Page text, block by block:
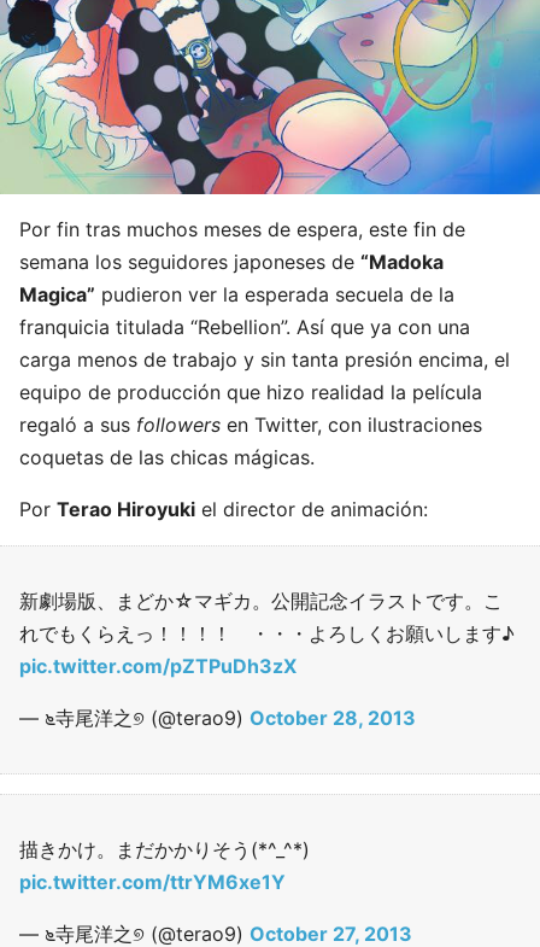
Por fin tras muchos meses de espera, este fin de
semana los seguidores japoneses de “Madoka
Magica” pudieron ver la esperada secuela de la
franquicia titulada “Rebellion”. Así que ya con una
carga menos de trabajo y sin tanta presión encima, el
equipo de producción que hizo realidad la película
regaló a sus followers en Twitter, con ilustraciones
coquetas de las chicas mágicas.
Por Terao Hiroyuki el director de animación:
新劇場版、まどか☆マギカ。公開記念イラストです。こ
れでもくらえっ！！！！ ・・・よろしくお願いします♪
pic.twitter.com/pZTPuDh3zX
— ೬寺尾洋之୭ (@terao9) October 28, 2013
描きかけ。まだかかりそう(*^_^*)
pic.twitter.com/ttrYM6xe1Y
— ೬寺尾洋之୭ (@terao9) October 27, 2013